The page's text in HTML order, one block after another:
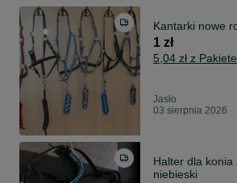
Kantarki nowe
1 zł
5,04 zł z
Jasło
03 sierpnia 2026
Halter dla konia
niebieski